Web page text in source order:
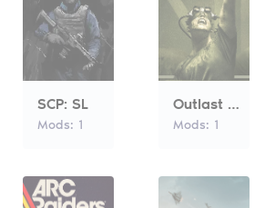
SCP: SL
Mods: 1
Outlast Trials
Mods: 1